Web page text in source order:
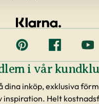
i vår
dina inköp, exklusiva
inspiration. Helt